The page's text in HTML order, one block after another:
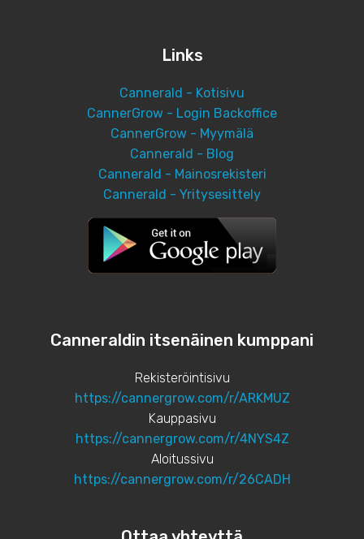
Links
Cannerald - Kotisivu
CannerGrow - Login Backoffice
CannerGrow - Myymälä
Cannerald - Blog
Cannerald - Mainosrekisteri
Cannerald - Yritysesittely
Canneraldin itsenäinen kumppani
Rekisteröintisivu
https://cannergrow.com/r/ARKMUZ
Kauppasivu
https://cannergrow.com/r/4NYS4Z
Aloitussivu
https://cannergrow.com/r/26CADH